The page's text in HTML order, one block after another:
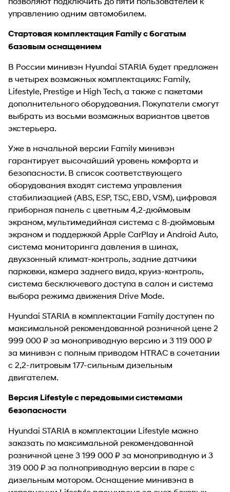
управлению одним автомобилем.
Стартовая комплектация Family с богатым
базовым оснащением
В России минивэн Hyundai STARIA будет предложен
в четырех возможных комплектациях: Family,
Lifestyle, Prestige и High Tech, а также с пакетами
дополнительного оборудования. Покупатели смогут
выбрать из восьми возможных вариантов цветов
экстерьера.
Уже в начальной версии Family минивэн
гарантирует высочайший уровень комфорта и
безопасности. В список соответствующего
оборудования входят система управления
стабилизацией (ABS, ESP, TSC, EBD, VSM), цифровая
приборная панель с цветным 4,2-дюймовым
экраном, мультимедийная система с 8-дюймовым
экраном и поддержкой Apple CarPlay и Android Auto,
система мониторинга давления в шинах,
двухзонный климат-контроль, задние датчики
парковки, камера заднего вида, круиз-контроль,
система бесключевого доступа в салон и система
выбора режима движения Drive Mode.
Hyundai STARIA в комплектации Family доступен по
максимальной рекомендованной розничной цене 2
999 000 ₽ за моноприводную версию и 3 119 000 ₽
за минивэн с полным приводом HTRAC в сочетании
с 2,2-литровым 177-сильным дизельным
двигателем.
Версия Lifestyle с передовыми системами
безопасности
Hyundai STARIA в комплектации Lifestyle можно
заказать по максимальной рекомендованной
розничной цене 3 199 000 ₽ за моноприводную и 3
319 000 ₽ за полноприводную версии в паре с
дизельным мотором. Оснащение минивэна в